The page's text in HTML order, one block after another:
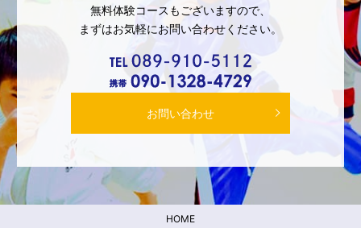
無料体験コースもございますので、
まずはお気軽にお問い合わせください。
お問い合わせ
HOME